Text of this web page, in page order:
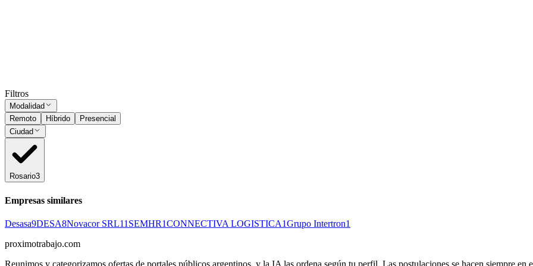
Filtros
Modalidad
Remoto
Híbrido
Presencial
Ciudad
Rosario3
Empresas similares
Desasa9DESA8Novacor SRL11 SEMHR1CONNECTIVA LOGISTICA1Grupo Intertron1
proximotrabajo.com
Reunimos y categorizamos ofertas de portales públicos argentinos, y la IA las ordena según tu perfil. Las postulaciones se hacen siempre en